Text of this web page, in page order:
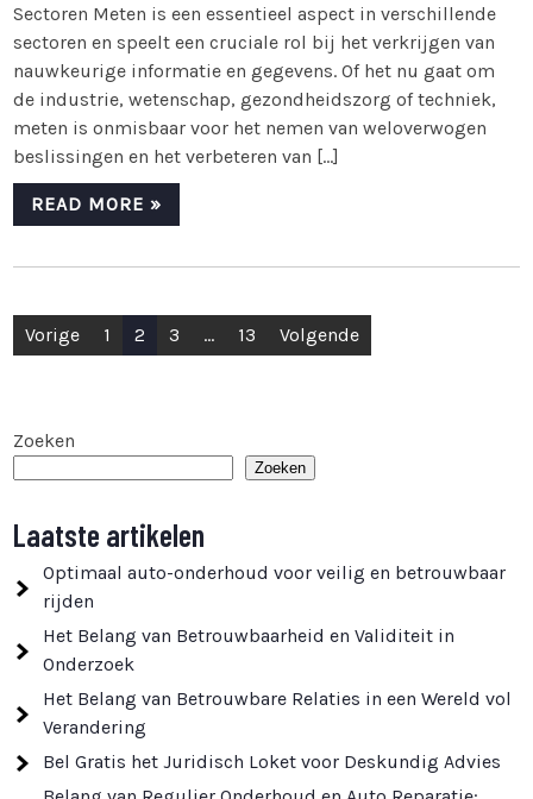
Sectoren Meten is een essentieel aspect in verschillende
sectoren en speelt een cruciale rol bij het verkrijgen van
nauwkeurige informatie en gegevens. Of het nu gaat om
de industrie, wetenschap, gezondheidszorg of techniek,
meten is onmisbaar voor het nemen van weloverwogen
beslissingen en het verbeteren van […]
READ MORE »
Berichten
Vorige 1 2 3 … 13 Volgende
Zoeken
Zoeken
Laatste artikelen
Optimaal auto-onderhoud voor veilig en betrouwbaar
rijden
Het Belang van Betrouwbaarheid en Validiteit in
Onderzoek
Het Belang van Betrouwbare Relaties in een Wereld vol
Verandering
Bel Gratis het Juridisch Loket voor Deskundig Advies